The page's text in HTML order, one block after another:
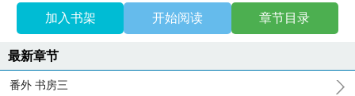
加入书架 开始阅读 章节目录
最新章节
番外 书房三